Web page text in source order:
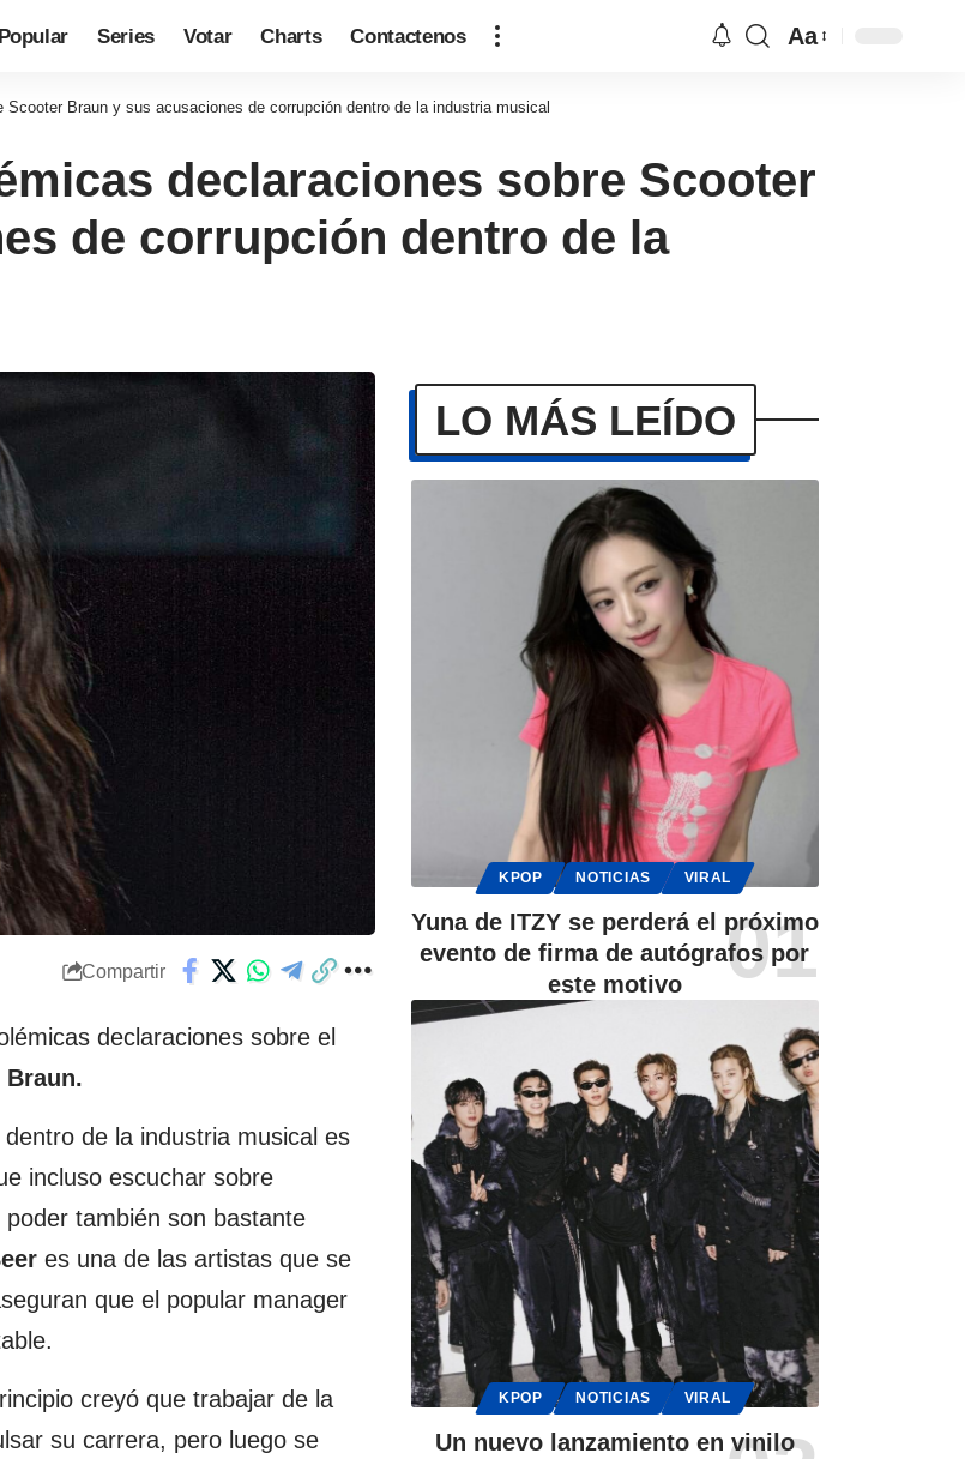
Popular Series Votar Charts Contactenos Aa
Braun y sus acusaciones de corrupción dentro de la industria musical
declaraciones sobre Scooter
de corrupción dentro de la
Compartir
declaraciones sobre el
Braun.
de la industria musical es
incluso escuchar sobre
también son bastante
es una de las artistas que se
que el popular manager
creyó que trabajar de la
su carrera, pero luego se
LO MÁS LEÍDO
KPOP NOTICIAS VIRAL
Yuna de ITZY se perderá el próximo
evento de firma de autógrafos por
este motivo
KPOP NOTICIAS VIRAL
Un nuevo lanzamiento en vinilo